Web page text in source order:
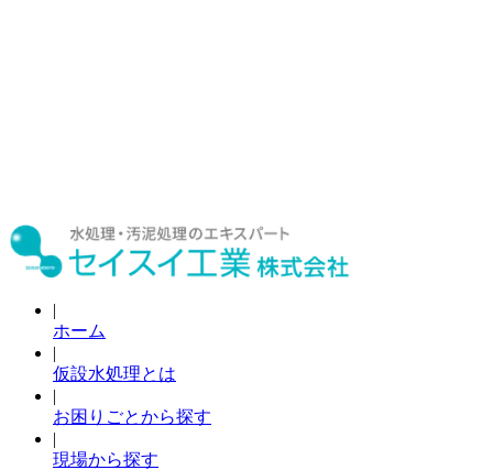
|
ホーム
|
仮設水処理とは
|
お困りごとから探す
|
現場から探す